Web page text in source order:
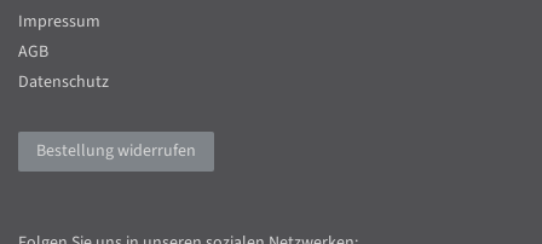
Impressum
AGB
Datenschutz
Bestellung widerrufen